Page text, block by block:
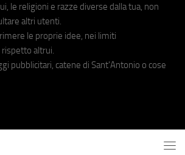
le religioni e razze diverse dalla tua, non
altri utenti.
le proprie idee, nei limiti
rispetto altrui.
pubblicitari, catene di Sant'Antonio o cose